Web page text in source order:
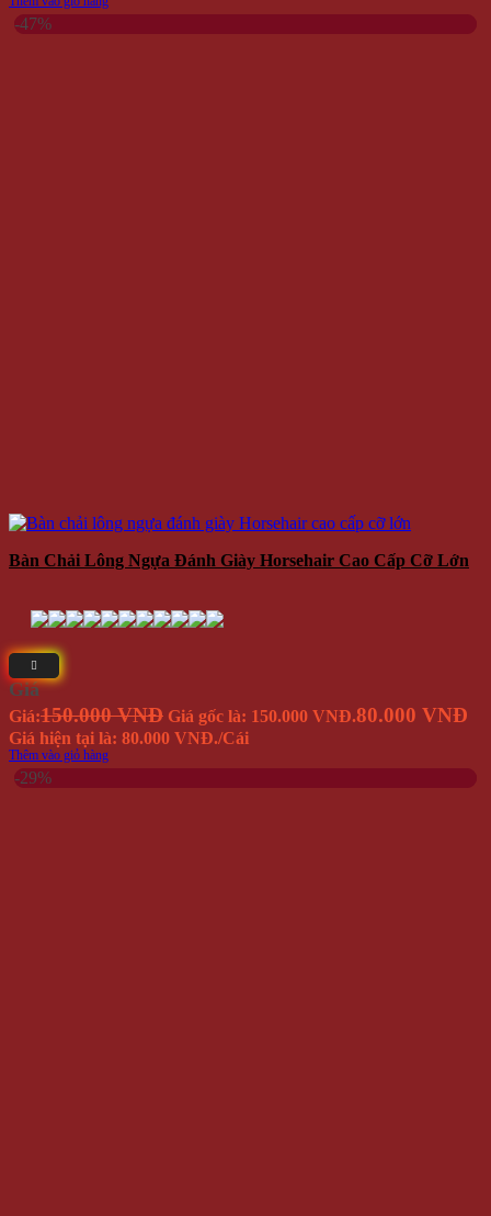
-47%
Bàn Chải Lông Ngựa Đánh Giày Horsehair Cao Cấp Cỡ Lớn
Giá
Giá:150.000 VNĐ Giá gốc là: 150.000 VNĐ.80.000 VNĐ
Giá hiện tại là: 80.000 VNĐ./Cái
Thêm vào giỏ hàng
-29%